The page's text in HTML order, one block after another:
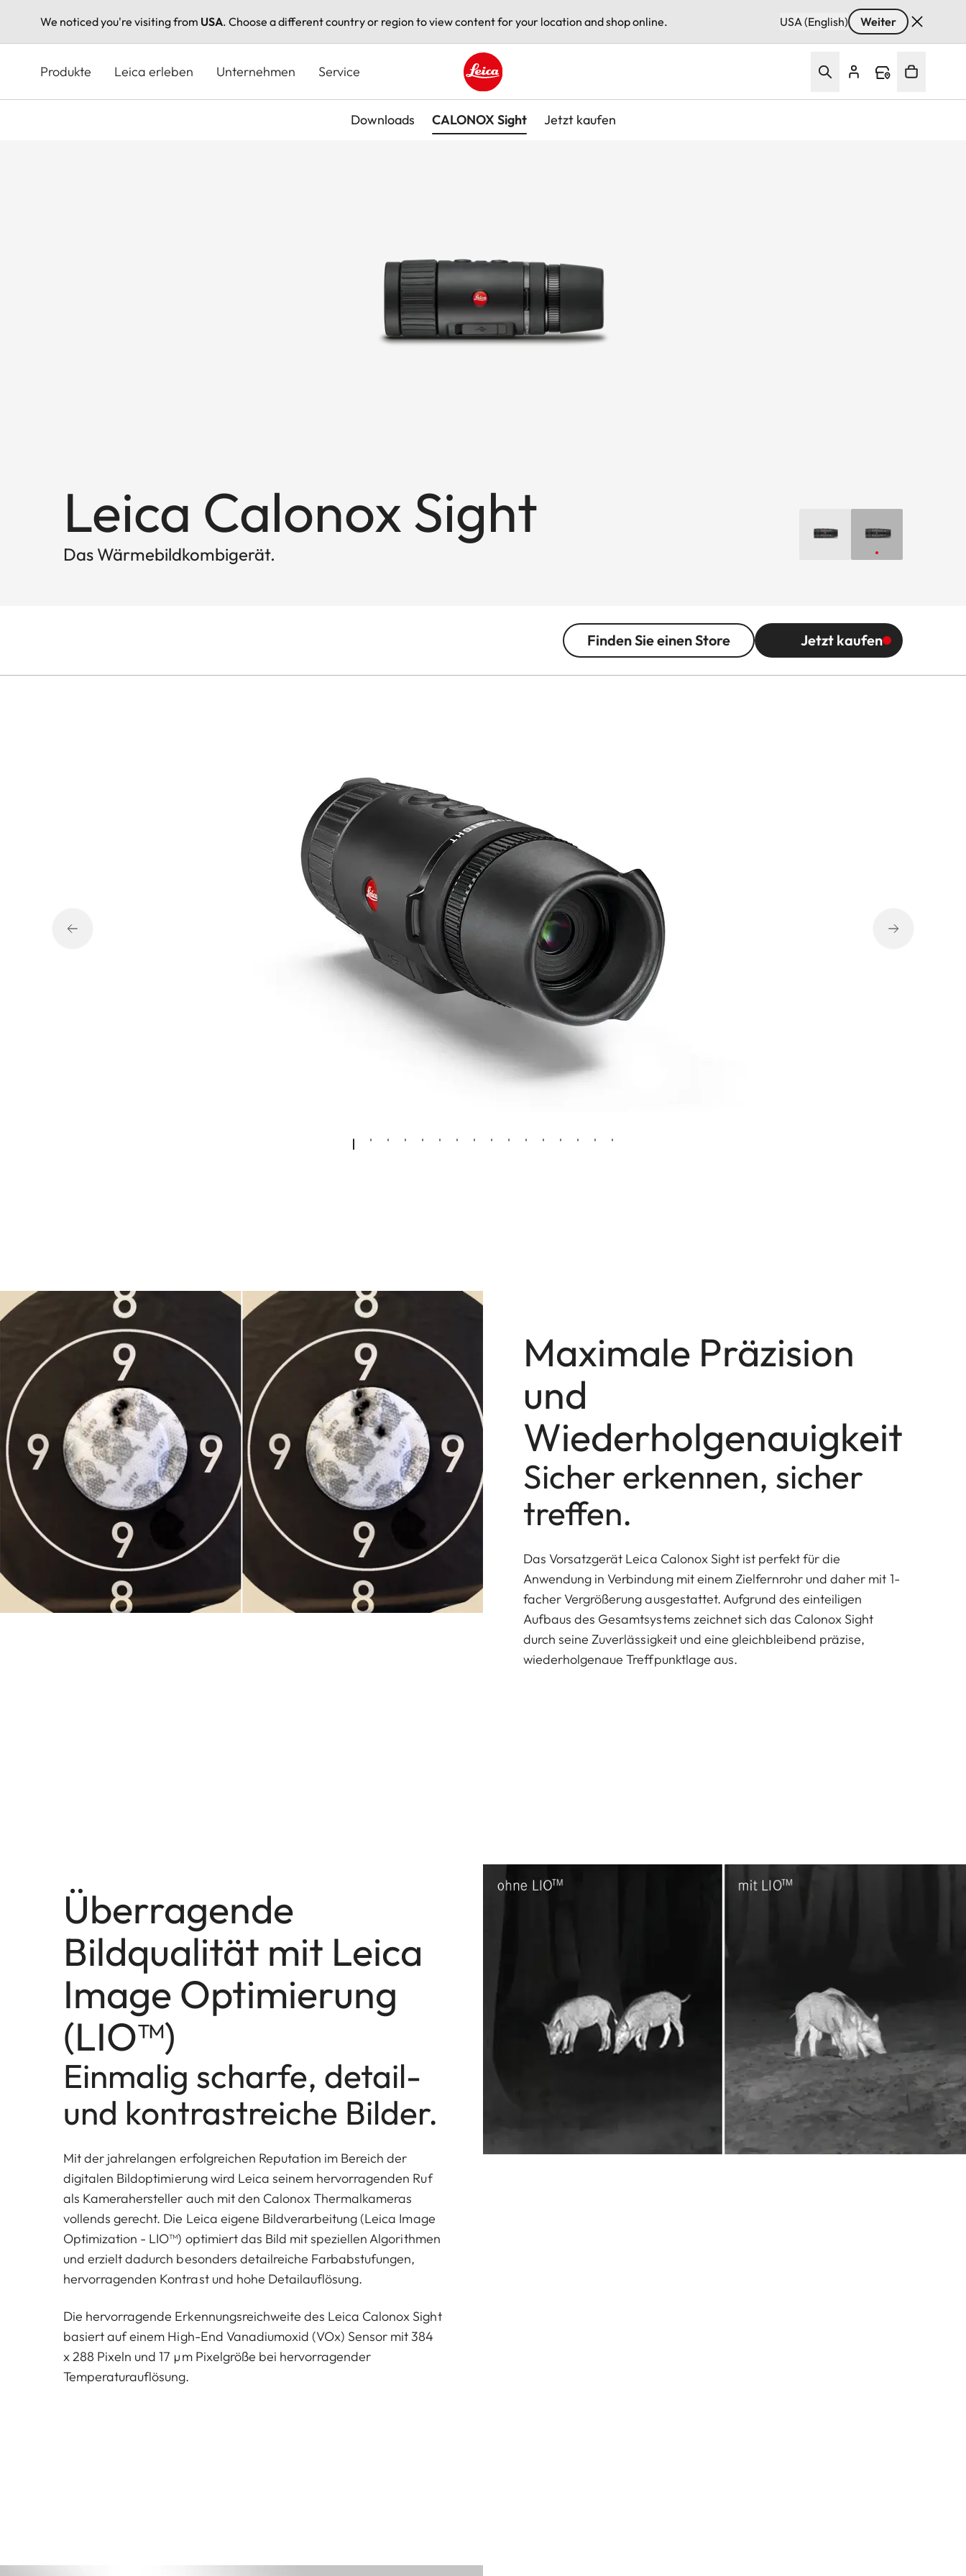
We noticed you're visiting from USA. Choose a different country or region to view content for your location and shop online. USA (English) Weiter
Produkte Leica erleben Unternehmen Service
Leica logo - Home
Downloads CALONOX Sight Jetzt kaufen
Leica Calonox Sight
Das Wärmebildkombigerät.
Finden Sie einen Store Jetzt kaufen
Maximale Präzision
und
Wiederholgenauigkeit
Sicher erkennen, sicher
treffen.
Das Vorsatzgerät Leica Calonox Sight ist perfekt für die
Anwendung in Verbindung mit einem Zielfernrohr und daher mit 1-
facher Vergrößerung ausgestattet. Aufgrund des einteiligen
Aufbaus des Gesamtsystems zeichnet sich das Calonox Sight
durch seine Zuverlässigkeit und eine gleichbleibend präzise,
wiederholgenaue Treffpunktlage aus.
Überragende
Bildqualität mit Leica
Image Optimierung
(LIO™)
Einmalig scharfe, detail-
und kontrastreiche Bilder.
Mit der jahrelangen erfolgreichen Reputation im Bereich der
digitalen Bildoptimierung wird Leica seinem hervorragenden Ruf
als Kamerahersteller auch mit den Calonox Thermalkameras
vollends gerecht. Die Leica eigene Bildverarbeitung (Leica Image
Optimization - LIO™) optimiert das Bild mit speziellen Algorithmen
und erzielt dadurch besonders detailreiche Farbabstufungen,
hervorragenden Kontrast und hohe Detailauflösung.
Die hervorragende Erkennungsreichweite des Leica Calonox Sight
basiert auf einem High-End Vanadiumoxid (VOx) Sensor mit 384
x 288 Pixeln und 17 µm Pixelgröße bei hervorragender
Temperaturauflösung.